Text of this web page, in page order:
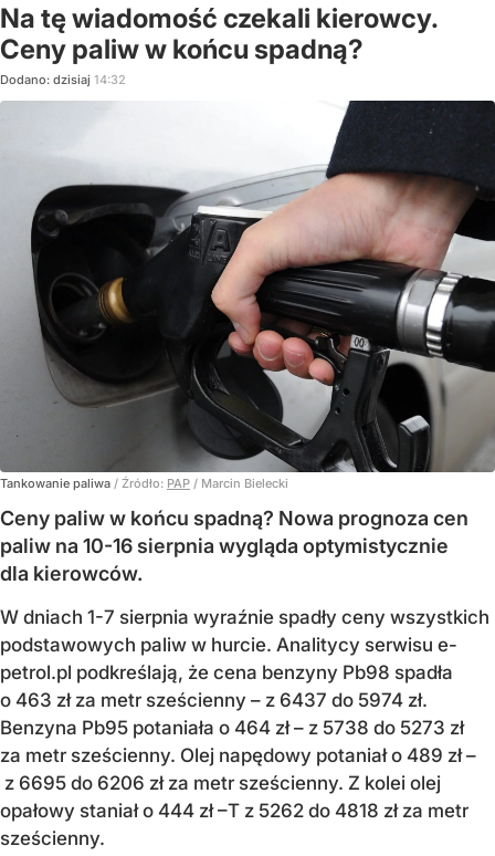
Na tę wiadomość czekali kierowcy.
Ceny paliw w końcu spadną?
Dodano: dzisiaj 14:32
Tankowanie paliwa / Źródło: PAP / Marcin Bielecki
Ceny paliw w końcu spadną? Nowa prognoza cen
paliw na 10-16 sierpnia wygląda optymistycznie
dla kierowców.
W dniach 1-7 sierpnia wyraźnie spadły ceny wszystkich
podstawowych paliw w hurcie. Analitycy serwisu e-
petrol.pl podkreślają, że cena benzyny Pb98 spadła
o 463 zł za metr sześcienny – z 6437 do 5974 zł.
Benzyna Pb95 potaniała o 464 zł – z 5738 do 5273 zł
za metr sześcienny. Olej napędowy potaniał o 489 zł –
z 6695 do 6206 zł za metr sześcienny. Z kolei olej
opałowy staniał o 444 zł –T z 5262 do 4818 zł za metr
sześcienny.